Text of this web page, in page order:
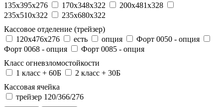
135x395x276
170x348x322
200x481x328
235x510x322
235x680x322
Кассовое отделение (трейзер)
120х476х276
есть опция
Форт 0050 - опция
Форт 0068 - опция
Форт 0085 - опция
Класс огневзломостойкости
1 класс + 60Б
2 класс + 30Б
Кассовая ячейка
трейзер 120/366/276